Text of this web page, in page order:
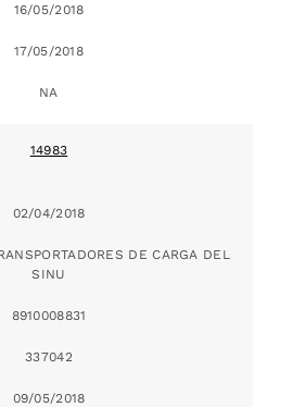
16/05/2018
17/05/2018
NA
14983
02/04/2018
DE CARGA DEL
SINU
8910008831
337042
09/05/2018